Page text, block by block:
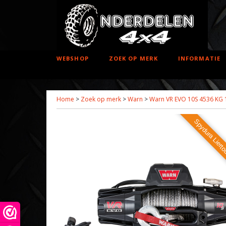
WEBSHOP ZOEK OP MERK INFORMATIE
Home > Zoek op merk >Warn >Warn VR EVO 10S 4536 KG
Spydura